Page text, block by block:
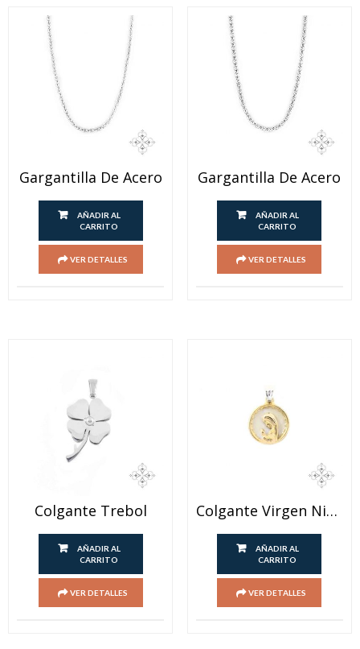
Gargantilla De Acero
AÑADIR AL
CARRITO
VER DETALLES
Gargantilla De Acero
AÑADIR AL
CARRITO
VER DETALLES
Colgante Trebol
AÑADIR AL
CARRITO
VER DETALLES
Colgante Virgen Niña Dorado
AÑADIR AL
CARRITO
VER DETALLES